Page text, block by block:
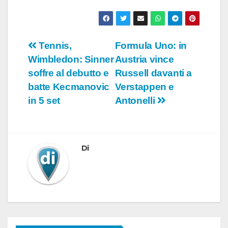
Navigazione
articoli
Formula Uno: in
Austria vince
Russell davanti a
Verstappen e
Antonelli
Tennis,
Wimbledon: Sinner
soffre al debutto e
batte Kecmanovic
in 5 set
Di